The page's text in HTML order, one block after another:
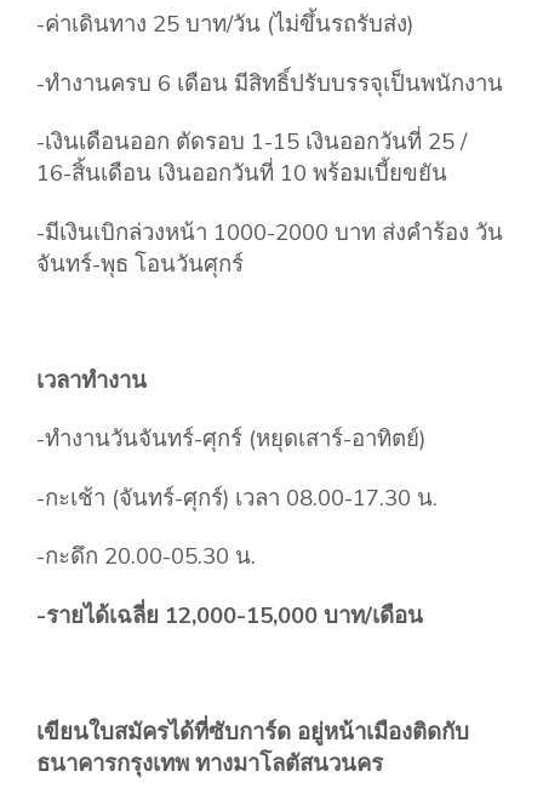
-ค่าเดินทาง 25 บาท/วัน (ไม่ขึ้นรถรับส่ง)
-ทำงานครบ 6 เดือน มีสิทธิ์ปรับบรรจุเป็นพนักงาน
-เงินเดือนออก ตัดรอบ 1-15 เงินออกวันที่ 25 /
16-สิ้นเดือน เงินออกวันที่ 10 พร้อมเบี้ยขยัน
-มีเงินเบิกล่วงหน้า 1000-2000 บาท ส่งคำร้อง วัน
จันทร์-พุธ โอนวันศุกร์
เวลาทำงาน
-ทำงานวันจันทร์-ศุกร์ (หยุดเสาร์-อาทิตย์)
-กะเช้า (จันทร์-ศุกร์) เวลา 08.00-17.30 น.
-กะดึก 20.00-05.30 น.
-รายได้เฉลี่ย 12,000-15,000 บาท/เดือน
เขียนใบสมัครได้ที่ซับการ์ด อยู่หน้าเมืองติดกับ
ธนาคารกรุงเทพ ทางมาโลตัสนวนคร